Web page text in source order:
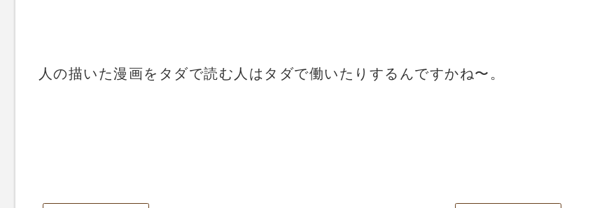
人の描いた漫画をタダで読む人はタダで働いたりするんですかね〜。